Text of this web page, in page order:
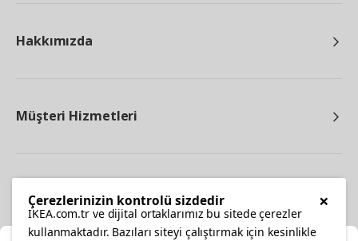
Hakkımızda
Müşteri Hizmetleri
×
Çerezlerinizin kontrolü sizdedir
IKEA.com.tr ve dijital ortaklarımız bu sitede çerezler
kullanmaktadır. Bazıları siteyi çalıştırmak için kesinlikle